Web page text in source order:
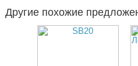
Другие похожие